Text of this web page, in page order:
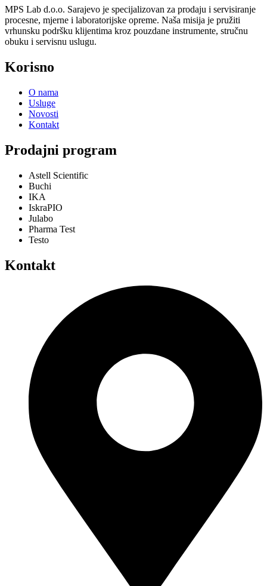
MPS Lab d.o.o. Sarajevo je specijalizovan za prodaju i servisiranje
procesne, mjerne i laboratorijske opreme. Naša misija je pružiti
vrhunsku podršku klijentima kroz pouzdane instrumente, stručnu
obuku i servisnu uslugu.
Korisno
O nama
Usluge
Novosti
Kontakt
Prodajni program
Astell Scientific
Buchi
IKA
IskraPIO
Julabo
Pharma Test
Testo
Kontakt